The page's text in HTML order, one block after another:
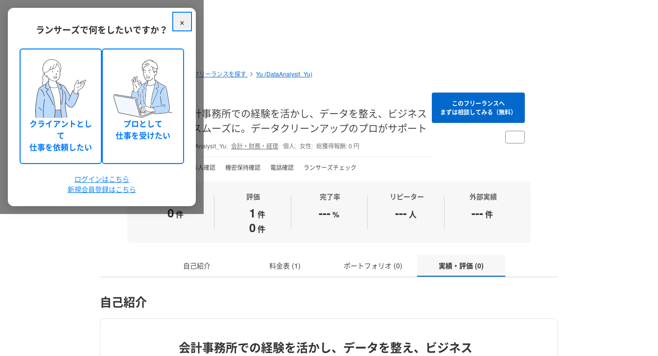
クラウドソーシング ランサーズ フリーランスを探す Yu (DataAnalysit_Yu)
会計事務所での経験を活かし、データを整え、ビジネス
をスムーズに。データクリーンアップのプロがサポート
DataAnalysit_Yu 会計・財務・経理 個人 女性 総獲得報酬: 0 円
本人確認 機密保持確認 電話確認 ランサーズチェック
このフリーランスへ
まずは相談してみる（無料）
0件
評価
1 件
0件
完了率
---%
リピーター
--- 人
外部実績
---件
自己紹介 料金表 (1) ポートフォリオ (0) 実績・評価 (0)
自己紹介
会計事務所での経験を活かし、データを整え、ビジネス
×
ランサーズで何をしたいですか？
クライアントとし
て
仕事を依頼したい
プロとして
仕事を受けたい
ログインはこちら
新規会員登録はこちら